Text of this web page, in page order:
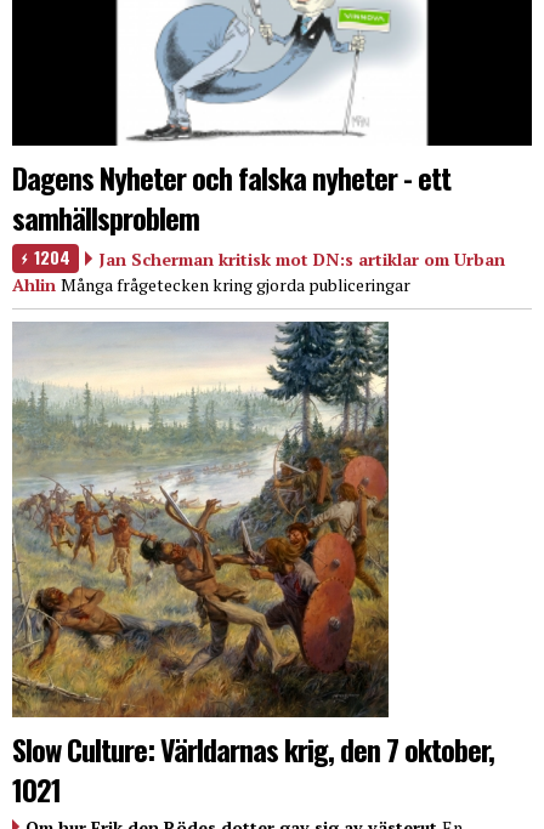
Dagens Nyheter och falska nyheter - ett
samhällsproblem
1204
Jan Scherman kritisk mot DN:s artiklar om Urban
Ahlin Många frågetecken kring gjorda publiceringar
Slow Culture: Världarnas krig, den 7 oktober,
1021